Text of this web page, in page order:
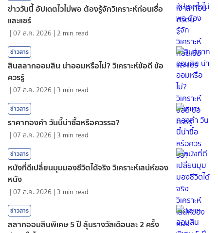
ข่าววันนี้ อัปเดตไวไม่พอ ต้องรู้จักวิเคราะห์ก่อนเชื่อ
และแชร์
|07 ส.ค. 2026 | 2 min read
ข่าวสาร
สินสลากออมสิน น่าออมหรือไม่? วิเคราะห์ข้อดี ข้อ
ควรรู้
|07 ส.ค. 2026 | 3 min read
ข่าวสาร
ราคาทองคํา วันนี้น่าซื้อหรือควรรอ?
|07 ส.ค. 2026 | 3 min read
ข่าวสาร
หนังที่ดีเปลี่ยนมุมมองชีวิตได้จริง วิเคราะห์เสน่ห์ของ
หนัง
|07 ส.ค. 2026 | 3 min read
ข่าวสาร
สลากออมสินพิเศษ 5 ปี ลุ้นรางวัลเดือนละ 2 ครั้ง